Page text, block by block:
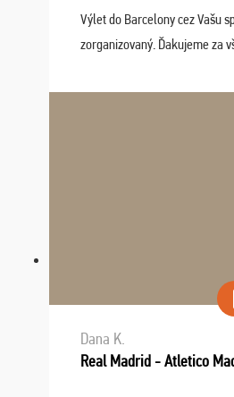
Výlet do Barcelony cez Vašu
zorganizovaný. Ďakujeme za
Dana K.
Real Madrid - Atletico